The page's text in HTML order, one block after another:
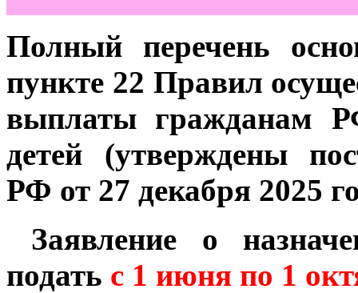
Полный перечень
пункте 22 Правил
выплаты гражданам
детей (утверждены
РФ от 27 декабря 2025
Заявление о
подать с 1 июня по 1